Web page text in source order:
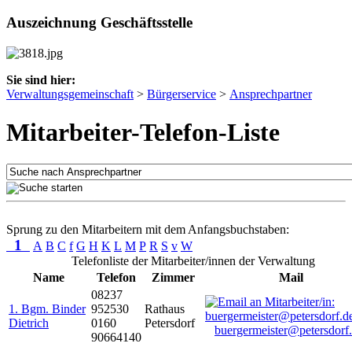
Auszeichnung Geschäftsstelle
Sie sind hier:
Verwaltungsgemeinschaft > Bürgerservice > Ansprechpartner
Mitarbeiter-Telefon-Liste
Sprung zu den Mitarbeitern mit dem Anfangsbuchstaben:
1 A B C f G H K L M P R S v W
Telefonliste der Mitarbeiter/innen der Verwaltung
Name
Telefon Zimmer Mail
1. Bgm. Binder
Dietrich
08237
952530
0160
90664140
Rathaus
Petersdorf